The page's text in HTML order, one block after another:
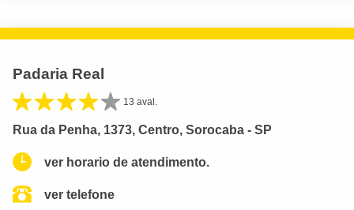
Padaria Real
13 aval.
Rua da Penha, 1373, Centro, Sorocaba - SP
ver horario de atendimento.
ver telefone